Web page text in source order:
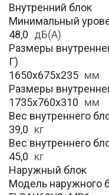
Внутренний блок
Минимальный
48,0 дБ(А)
Размеры
Г)
1650х675х235 мм
Размеры
1735х760х310 мм
Вес внутреннего
39,0 кг
Вес внутреннего
45,0 кг
Наружный блок
Модель наружного